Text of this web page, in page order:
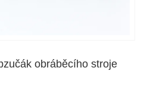
obráběcího stroje